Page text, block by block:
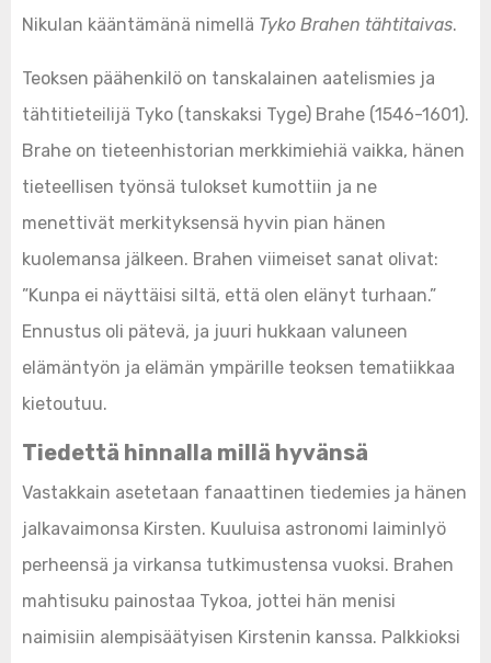
Nikulan kääntämänä nimellä Tyko Brahen tähtitaivas.
Teoksen päähenkilö on tanskalainen aatelismies ja
tähtitieteilijä Tyko (tanskaksi Tyge) Brahe (1546-1601).
Brahe on tieteenhistorian merkkimiehiä vaikka, hänen
tieteellisen työnsä tulokset kumottiin ja ne
menettivät merkityksensä hyvin pian hänen
kuolemansa jälkeen. Brahen viimeiset sanat olivat:
”Kunpa ei näyttäisi siltä, että olen elänyt turhaan.”
Ennustus oli pätevä, ja juuri hukkaan valuneen
elämäntyön ja elämän ympärille teoksen tematiikkaa
kietoutuu.
Tiedettä hinnalla millä hyvänsä
Vastakkain asetetaan fanaattinen tiedemies ja hänen
jalkavaimonsa Kirsten. Kuuluisa astronomi laiminlyö
perheensä ja virkansa tutkimustensa vuoksi. Brahen
mahtisuku painostaa Tykoa, jottei hän menisi
naimisiin alempisäätyisen Kirstenin kanssa. Palkkioksi